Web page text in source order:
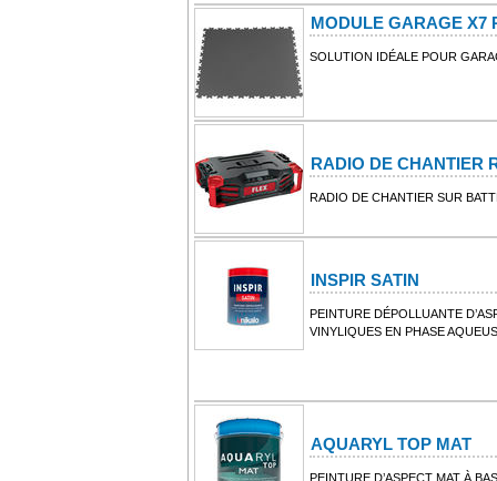
MODULE GARAGE X7
SOLUTION IDÉALE POUR
RADIO DE CHANTIER
RADIO DE CHANTIER SUR
INSPIR SATIN
PEINTURE DÉPOLLUANTE
VINYLIQUES EN PHASE
AQUARYL TOP MAT
PEINTURE D’ASPECT MAT À